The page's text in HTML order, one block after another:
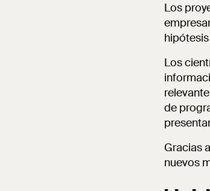
Los
Los
de
Gracias
nuevos